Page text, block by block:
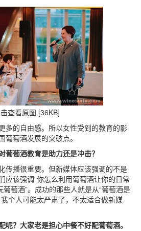
查看原图 [36KB]
的自由感。所以女性受到的教育的影
葡萄酒发展的突破点。
萄酒教育是助力还是冲击？
传播很重要。但新媒体应该强调的不是
该强调“你怎么利用葡萄酒让你的日常
葡萄酒”。成功的那些人就是从“葡萄酒是
个人可能太严肃了，不太适合做新媒
？大家老是担心中餐不好配葡萄酒。